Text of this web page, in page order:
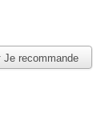
Je recommande